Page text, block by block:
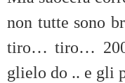
non tutte sono
tiro… tiro…
glielo do .. e gli